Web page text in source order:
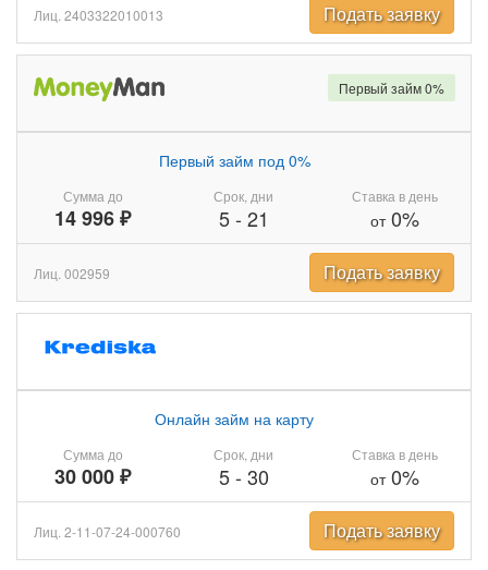
Лиц. 2403322010013 Подать заявку
Сумма до
14 996 ₽
Первый займ под 0%
Срок, дни
5- 21
Ставка в день
от0%
Первый займ 0%
Лиц. 002959 Подать заявку
Сумма до
30 000 ₽
Онлайн займ на карту
Срок, дни
5- 30
Ставка в день
от0%
Лиц. 2-11-07-24-000760 Подать заявку